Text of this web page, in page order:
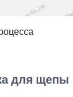
для щепы